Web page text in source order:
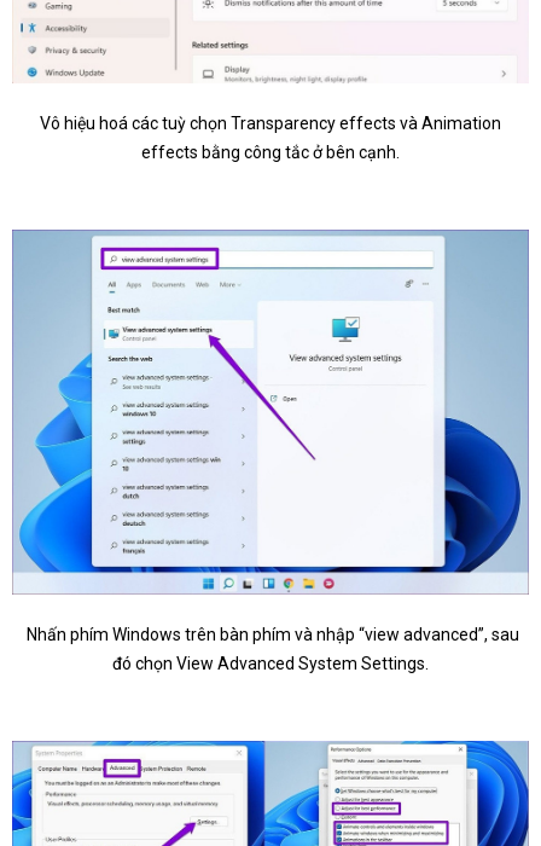
Vô hiệu hoá các tuỳ chọn Transparency effects và Animation
effects bằng công tắc ở bên cạnh.
Nhấn phím Windows trên bàn phím và nhập “view advanced”, sau
đó chọn View Advanced System Settings.